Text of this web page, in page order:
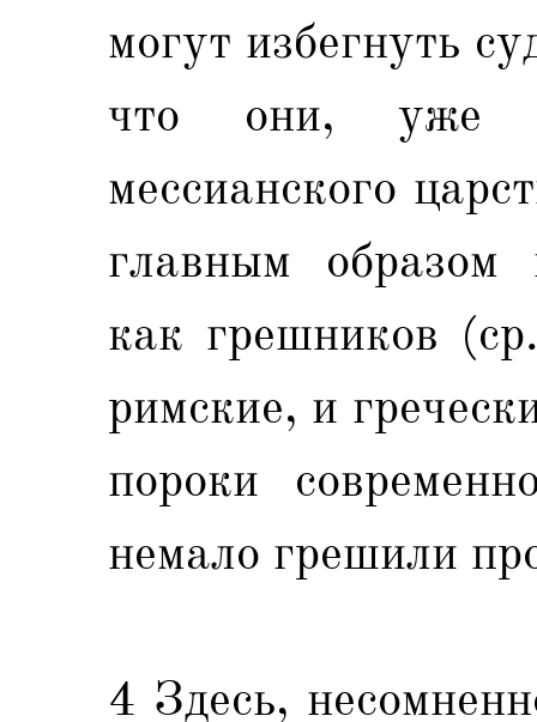
могут избегнуть
что они, уже
мессианского
главным
как грешников
римские, и
пороки
немало грешили
4 Здесь,